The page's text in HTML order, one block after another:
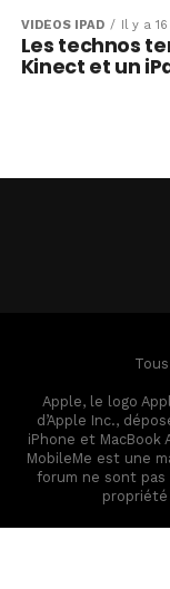
VIDÉOS IPAD Il y a
Les technos
Kinect et un
Apple, le logo
d’Apple Inc.,
iPhone et MacBook
MobileMe est une
forum ne sont